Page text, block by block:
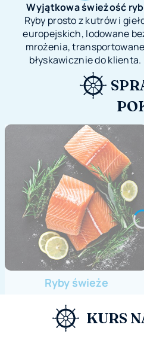
Wyjątkowa świeżość ryb
Ryby prosto z kutrów i
europejskich, lodowane
mrożenia, transportowane
błyskawicznie do klienta.
Ryby świeże
KURS